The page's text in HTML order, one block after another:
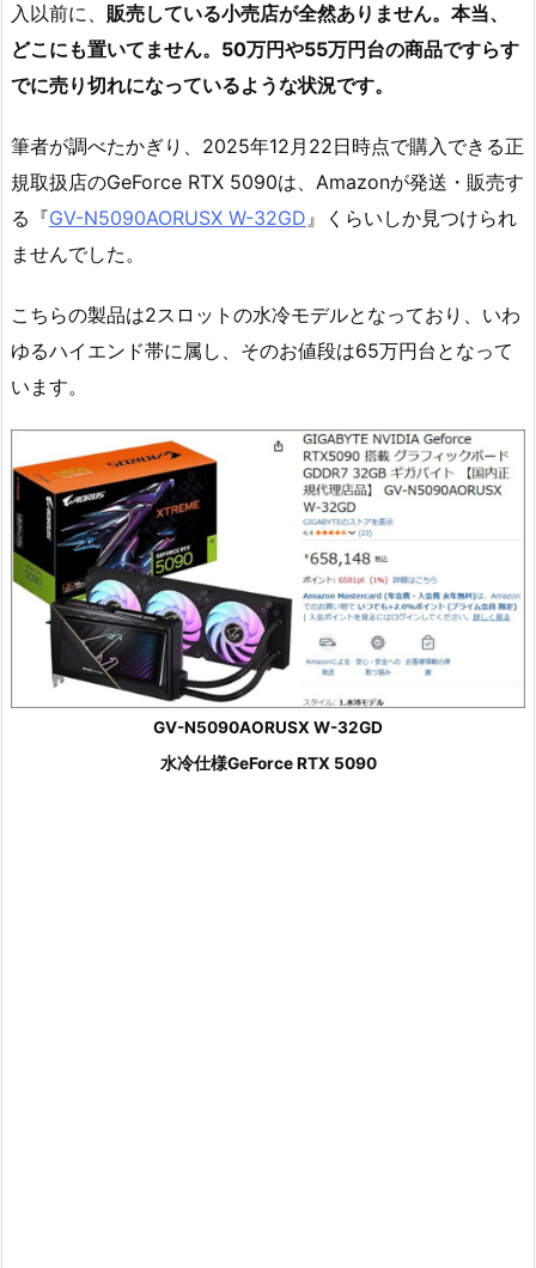
入以前に、 販売している小売店が全然ありません。本当、
どこにも置いてません。50万円や55万円台の商品ですらす
でに売り切れになっているような状況です。
筆者が調べたかぎり、2025年12月22日時点で購入できる正
規取扱店のGeForce RTX 5090は、Amazonが発送・販売す
る『GV-N5090AORUSX W-32GD』くらいしか見つけられ
ませんでした。
こちらの製品は2スロットの水冷モデルとなっており、いわ
ゆるハイエンド帯に属し、そのお値段は65万円台となって
います。
GV-N5090AORUSX W-32GD
水冷仕様GeForce RTX 5090